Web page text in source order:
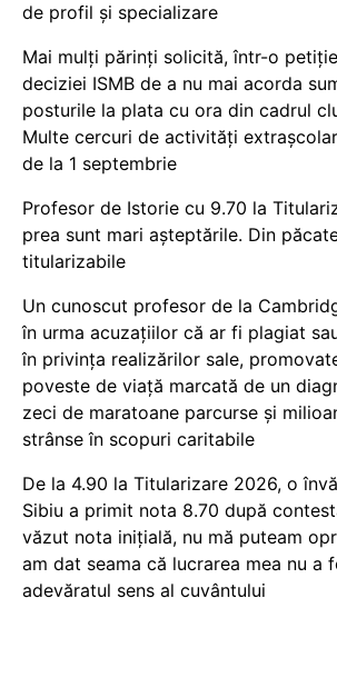
de profil și specializare
Mai mulți părinți solicită, într-o
deciziei ISMB de a nu mai acorda
posturile la plata cu ora din cadrul
Multe cercuri de activități
de la 1 septembrie
Profesor de Istorie cu 9.70 la
prea sunt mari așteptările. Din
titularizabile
Un cunoscut profesor de la
în urma acuzațiilor că ar fi plagiat
în privința realizărilor sale,
poveste de viață marcată de un
zeci de maratoane parcurse și
strânse în scopuri caritabile
De la 4.90 la Titularizare 2026, o
Sibiu a primit nota 8.70 după
văzut nota inițială, nu mă puteam
am dat seama că lucrarea mea nu a
adevăratul sens al cuvântului